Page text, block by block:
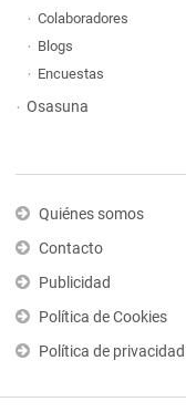
Colaboradores
Blogs
Encuestas
Osasuna
Quiénes somos
Contacto
Publicidad
Política de Cookies
Política de privacidad